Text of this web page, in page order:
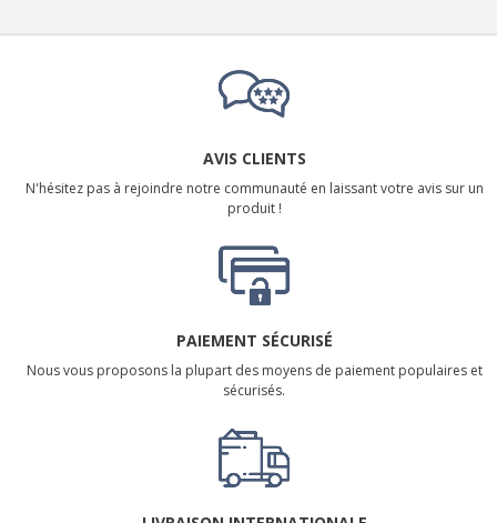
AVIS CLIENTS
N'hésitez pas à rejoindre notre communauté en laissant votre avis sur un
produit !
PAIEMENT SÉCURISÉ
Nous vous proposons la plupart des moyens de paiement populaires et
sécurisés.